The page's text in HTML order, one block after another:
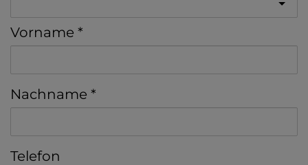
Vorname
Nachname
Telefon